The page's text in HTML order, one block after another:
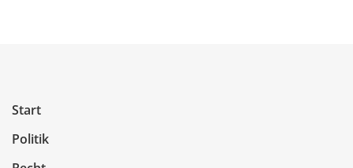
Start
Politik